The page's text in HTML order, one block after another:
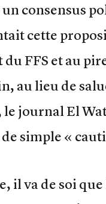
consensus
cette
du FFS et au
au lieu de
le journal El
simple «
il va de soi